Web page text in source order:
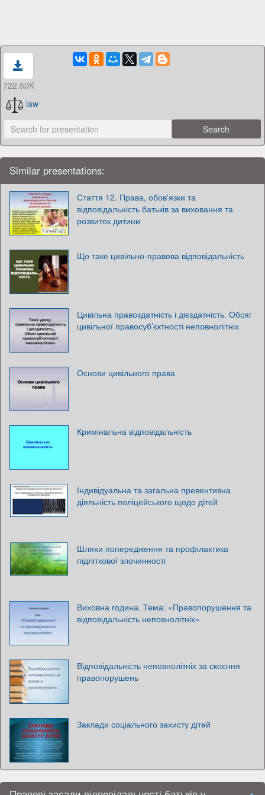
722.50K
law
Similar presentations:
Стаття 12. Права, обов'язки та
відповідальність батьків за виховання та
розвиток дитини
Що таке цивільно-правова відповідальність
Цивільна правоздатність і дієздатність. Обсяг
цивільної правосуб’єктності неповнолітніх
Основи цивільного права
Кримінальна відповідальність
Індивідуальна та загальна превентивна
діяльність поліцейського щодо дітей
Шляхи попередження та профілактика
підліткової злочинності
Виховна година. Тема: «Правопорушення та
відповідальність неповнолітніх»
Відповідальність неповнолітніх за скоєння
правопорушень
Заклади соціального захисту дітей